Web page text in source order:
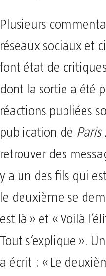
Plusieurs
réseaux sociaux et
font état de
dont la sortie a été
réactions publiées
publication de Paris
retrouver des
y a un des fils qui
le deuxième se
est là » et « Voilà
Tout s’explique ».
a écrit : « Le